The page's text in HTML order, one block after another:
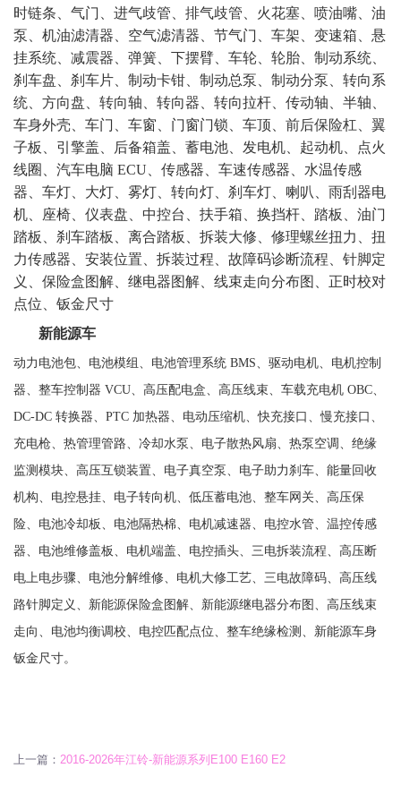
时链条、气门、进气歧管、排气歧管、火花塞、喷油嘴、油
泵、机油滤清器、空气滤清器、节气门、车架、变速箱、悬
挂系统、减震器、弹簧、下摆臂、车轮、轮胎、制动系统、
刹车盘、刹车片、制动卡钳、制动总泵、制动分泵、转向系
统、方向盘、转向轴、转向器、转向拉杆、传动轴、半轴、
车身外壳、车门、车窗、门窗门锁、车顶、前后保险杠、翼
子板、引擎盖、后备箱盖、蓄电池、发电机、起动机、点火
线圈、汽车电脑 ECU、传感器、车速传感器、水温传感
器、车灯、大灯、雾灯、转向灯、刹车灯、喇叭、雨刮器电
机、座椅、仪表盘、中控台、扶手箱、换挡杆、踏板、油门
踏板、刹车踏板、离合踏板、拆装大修、修理螺丝扭力、扭
力传感器、安装位置、拆装过程、故障码诊断流程、针脚定
义、保险盒图解、继电器图解、线束走向分布图、正时校对
点位、钣金尺寸
新能源车
动力电池包、电池模组、电池管理系统 BMS、驱动电机、电机控制
器、整车控制器 VCU、高压配电盒、高压线束、车载充电机 OBC、
DC-DC 转换器、PTC 加热器、电动压缩机、快充接口、慢充接口、
充电枪、热管理管路、冷却水泵、电子散热风扇、热泵空调、绝缘
监测模块、高压互锁装置、电子真空泵、电子助力刹车、能量回收
机构、电控悬挂、电子转向机、低压蓄电池、整车网关、高压保
险、电池冷却板、电池隔热棉、电机减速器、电控水管、温控传感
器、电池维修盖板、电机端盖、电控插头、三电拆装流程、高压断
电上电步骤、电池分解维修、电机大修工艺、三电故障码、高压线
路针脚定义、新能源保险盒图解、新能源继电器分布图、高压线束
走向、电池均衡调校、电控匹配点位、整车绝缘检测、新能源车身
钣金尺寸。
上一篇： 2016-2026年江铃-新能源系列E100 E160 E2